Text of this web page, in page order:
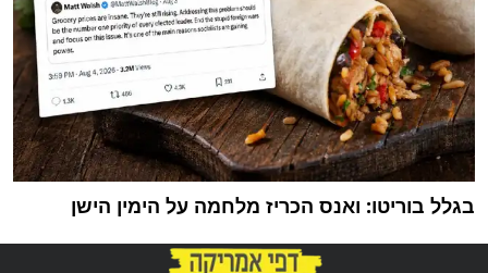
בגלל בוריטו: ואנס הכריז מלחמה על הימין הישן